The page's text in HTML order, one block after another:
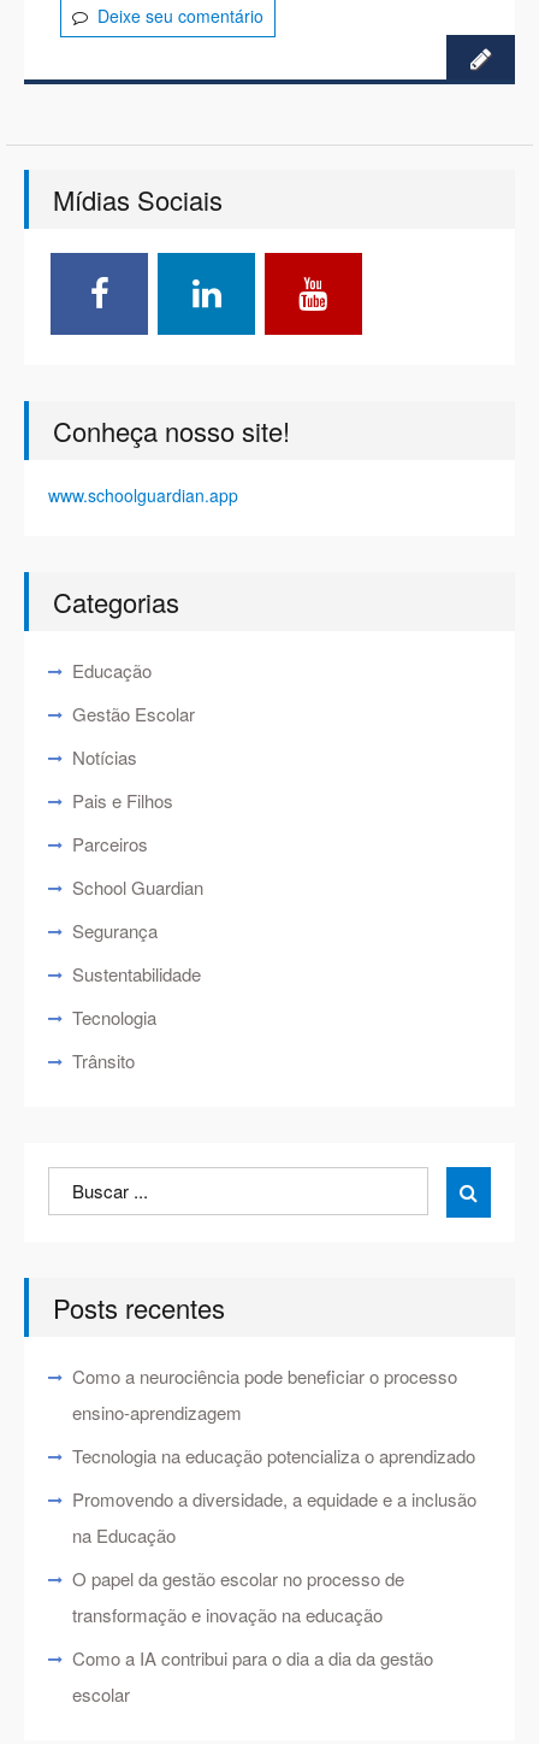
Deixe seu comentário
Mídias Sociais
Conheça nosso site!
www.schoolguardian.app
Categorias
Educação
Gestão Escolar
Notícias
Pais e Filhos
Parceiros
School Guardian
Segurança
Sustentabilidade
Tecnologia
Trânsito
Search
for:

Posts recentes
Como a neurociência pode beneficiar o processo
ensino-aprendizagem
Tecnologia na educação potencializa o aprendizado
Promovendo a diversidade, a equidade e a inclusão
na Educação
O papel da gestão escolar no processo de
transformação e inovação na educação
Como a IA contribui para o dia a dia da gestão
escolar